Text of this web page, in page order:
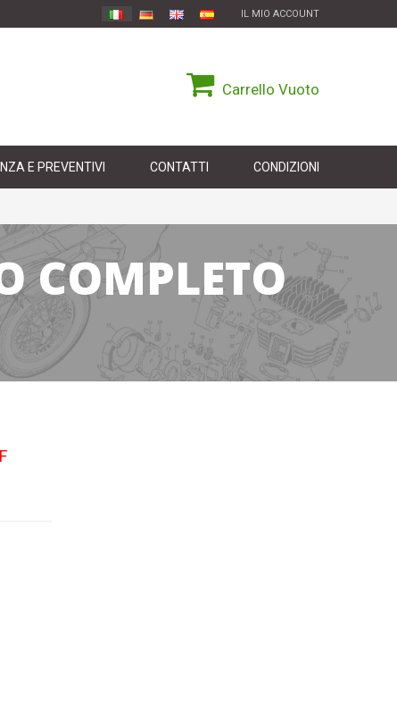
IL MIO ACCOUNT
Carrello Vuoto
E PREVENTIVI CONTATTI CONDIZIONI
COMPLETO